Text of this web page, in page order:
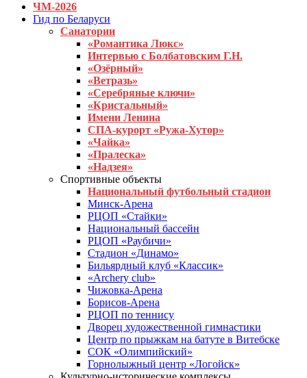
ЧМ-2026
Гид по Беларуси
Санатории
«Романтика Люкс»
Интервью с Болбатовским Г.Н.
«Озёрный»
«Ветразь»
«Серебряные ключи»
«Кристальный»
Имени Ленина
СПА-курорт «Ружа-Хутор»
«Чайка»
«Пралеска»
«Надзея»
Спортивные объекты
Национальный футбольный стадион
Минск-Арена
РЦОП «Стайки»
Национальный бассейн
РЦОП «Раубичи»
Стадион «Динамо»
Бильярдный клуб «Классик»
«Archery club»
Чижовка-Арена
Борисов-Арена
РЦОП по теннису
Дворец художественной гимнастики
Центр по прыжкам на батуте в Витебске
СОК «Олимпийский»
Горнолыжный центр «Логойск»